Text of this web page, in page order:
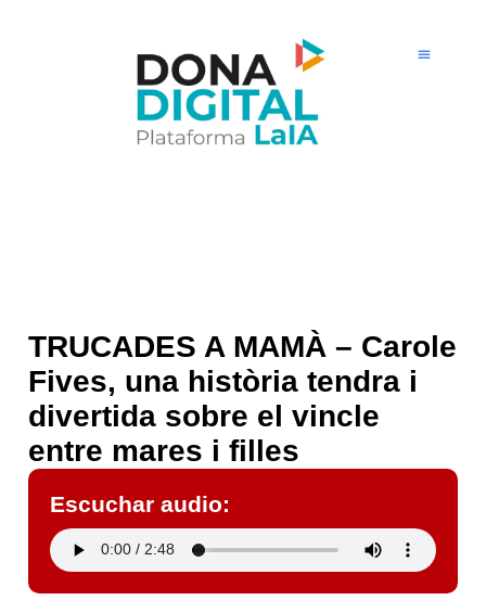
TRUCADES A MAMÀ – Carole
Fives, una història tendra i
divertida sobre el vincle
entre mares i filles
Escuchar audio: